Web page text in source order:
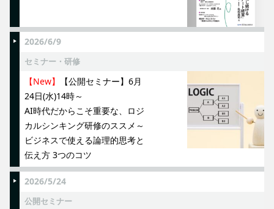
2026/6/9
セミナー・研修
【New】
【公開セミナー】6月
24日(水)14時～
AI時代だからこそ重要な、ロジ
カルシンキング研修のススメ～
ビジネスで使える論理的思考と
伝え方 3つのコツ
2026/5/24
公開セミナー